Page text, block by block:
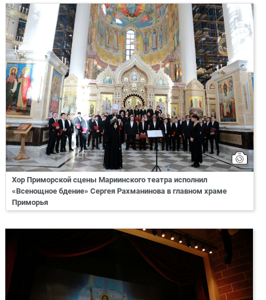
Хор Приморской сцены Мариинского театра исполнил
«Всенощное бдение» Сергея Рахманинова в главном храме
Приморья